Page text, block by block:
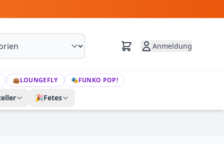
Anmeldung
👜LOUNGEFLY 🎭FUNKO POP!
🎉Fetes